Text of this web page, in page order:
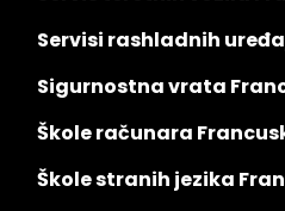
Servisi rashladnih
Sigurnostna vrata
Škole računara
Škole stranih jezika